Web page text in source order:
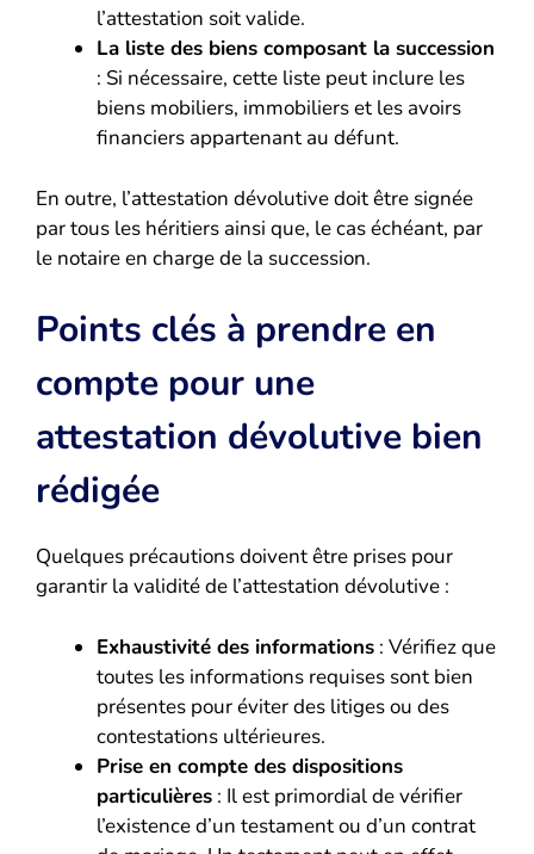
l’attestation soit valide.
La liste des biens composant la succession
: Si nécessaire, cette liste peut inclure les
biens mobiliers, immobiliers et les avoirs
financiers appartenant au défunt.
En outre, l’attestation dévolutive doit être signée
par tous les héritiers ainsi que, le cas échéant, par
le notaire en charge de la succession.
Points clés à prendre en
compte pour une
attestation dévolutive bien
rédigée
Quelques précautions doivent être prises pour
garantir la validité de l’attestation dévolutive :
Exhaustivité des informations : Vérifiez que
toutes les informations requises sont bien
présentes pour éviter des litiges ou des
contestations ultérieures.
Prise en compte des dispositions
particulières : Il est primordial de vérifier
l’existence d’un testament ou d’un contrat